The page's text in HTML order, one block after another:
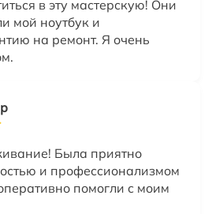
в эту мастерскую! Они
мой ноутбук и
на ремонт. Я очень
Была приятно
и профессионализмом
помогли с моим